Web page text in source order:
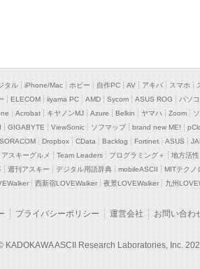
タル iPhone/Mac ホビー 自作PC AV アキバ スマホ
ELECOM iiyama PC AMD Sycom ASUS ROG パソ
Acrobat キヤノンMJ Azure Belkin ヤマハ Zoom
GIGABYTE ViewSonic ソフマップ brand new ME!
SORACOM Dropbox CData Backlog Fortinet ASUS
アスキーグルメ Team Leaders プログラミング＋ 地方活性
週刊アスキー デジタル用語辞典 mobileASCII
MITテクノ
西新宿LOVEWalker 夜景LOVEWalker 九州
プライバシーポリシー 運営会社 お問い合わ
KADOKAWA ASCII Research Laboratories, Inc.